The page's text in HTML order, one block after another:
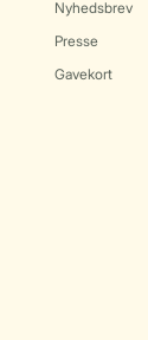
Nyhedsbrev
Presse
Gavekort